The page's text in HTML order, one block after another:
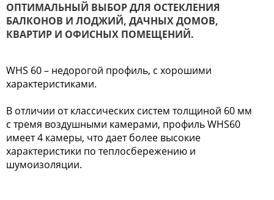
ОПТИМАЛЬНЫЙ ВЫБОР ДЛЯ ОСТЕКЛЕНИЯ
БАЛКОНОВ И ЛОДЖИЙ, ДАЧНЫХ ДОМОВ,
КВАРТИР И ОФИСНЫХ ПОМЕЩЕНИЙ.
WHS 60 – недорогой профиль, с хорошими
характеристиками.
В отличии от классических систем толщиной 60 мм
с тремя воздушными камерами, профиль WHS60
имеет 4 камеры, что дает более высокие
характеристики по теплосбережению и
шумоизоляции.